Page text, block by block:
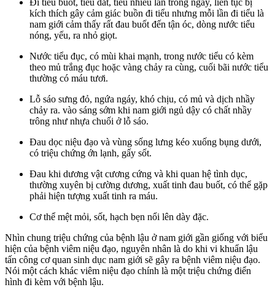
kích thích gây cảm giác buồn đi tiểu nhưng mỗi lần đi tiểu là
nam giới cảm thấy rất đau buốt đến tận óc, dòng nước tiểu
nóng, yếu, ra nhỏ giọt.
Nước tiểu đục, có mùi khai mạnh, trong nước tiểu có kèm
theo mủ trắng đục hoặc vàng chảy ra cùng, cuối bãi nước tiểu
thường có máu tươi.
Lỗ sáo sưng đỏ, ngứa ngáy, khó chịu, có mủ và dịch nhầy
chảy ra. vào sáng sớm khi nam giới ngủ dậy có chất nhầy
trông như nhựa chuối ở lỗ sáo.
Đau dọc niệu đạo và vùng sống lưng kéo xuống bụng dưới,
có triệu chứng ớn lạnh, gấy sốt.
Đau khi dương vật cương cứng và khi quan hệ tình dục,
thường xuyên bị cường dương, xuất tinh đau buốt, có thể gặp
phải hiện tượng xuất tinh ra máu.
Cơ thể mệt mỏi, sốt, hạch bẹn nổi lên dày đặc.
Nhìn chung triệu chứng của bệnh lậu ở nam giới gần giống với biểu
hiện của bệnh viêm niệu đạo, nguyên nhân là do khi vi khuẩn lậu
tấn công cơ quan sinh dục nam giới sẽ gây ra bệnh viêm niệu đạo.
Nói một cách khác viêm niệu đạo chính là một triệu chứng điển
hình đi kèm với bệnh lậu.